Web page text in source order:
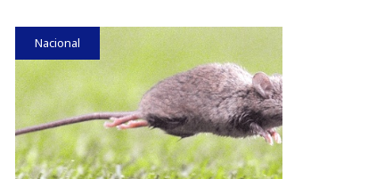
Nacional